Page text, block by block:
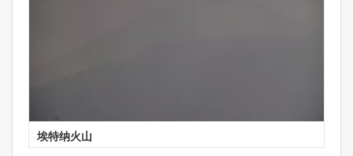
埃特纳火山